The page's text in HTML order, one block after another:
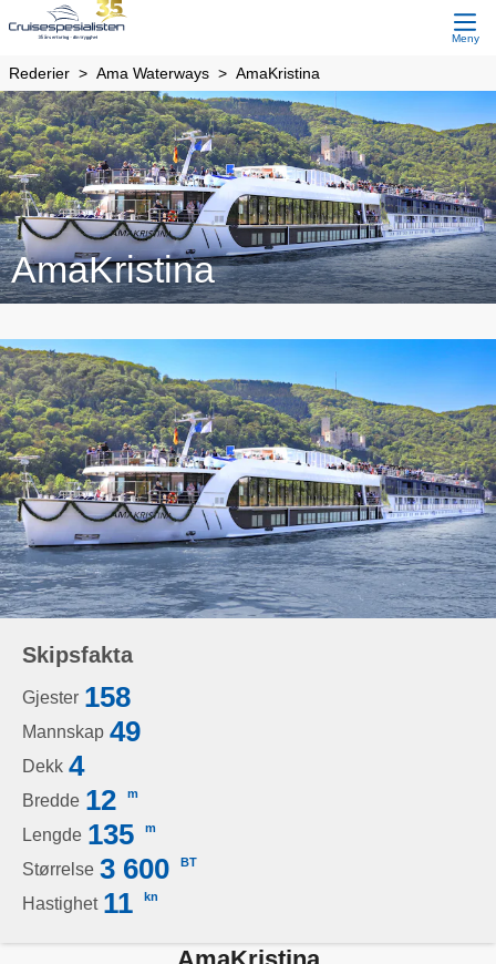
Meny
Rederier Ama Waterways AmaKristina
AmaKristina
Skipsfakta
Gjester 158
Mannskap 49
Dekk 4
Bredde 12 m
Lengde 135 m
Størrelse 3 600 BT
Hastighet 11 kn